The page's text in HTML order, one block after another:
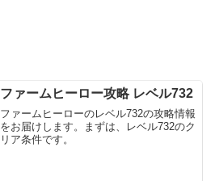
ファームヒーロー攻略 レベル732
ファームヒーローのレベル732の攻略情報
をお届けします。まずは、レベル732のク
リア条件です。